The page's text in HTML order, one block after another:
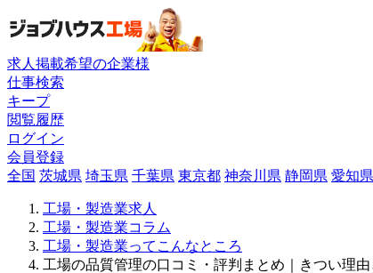
求人掲載希望の企業様
仕事検索
キープ
閲覧履歴
ログイン
会員登録
全国 茨城県 埼玉県 千葉県 東京都 神奈川県 静岡県 愛知県
工場・製造業求人
工場・製造業コラム
工場・製造業ってこんなところ
工場の品質管理の口コミ・評判まとめ｜きつい理